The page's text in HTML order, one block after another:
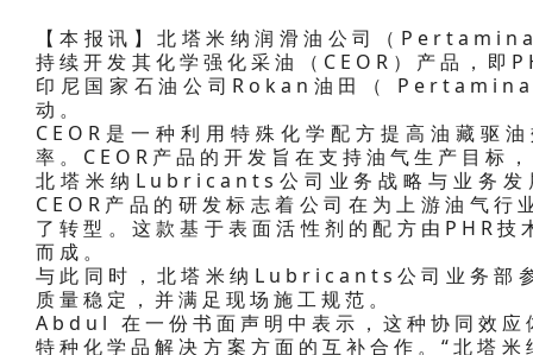
【本报讯】北塔米纳润滑油公司（
持续开发其化学强化采油（CEOR）产品，即
印尼国家石油公司Rokan油田（
动。
CEOR是一种利用特殊化学配方提高油藏驱
率。CEOR产品的开发旨在支持油气生产目标
北塔米纳Lubricants公司业务战略与业务
CEOR产品的研发标志着公司在为上游油气
了转型。这款基于表面活性剂的配方由PHR
而成。
与此同时，北塔米纳Lubricants公司业务部
质量稳定，并满足现场施工规范。
Abdul 在一份书面声明中表示，这种协同效应
特种化学品解决方案方面的互补合作。“北